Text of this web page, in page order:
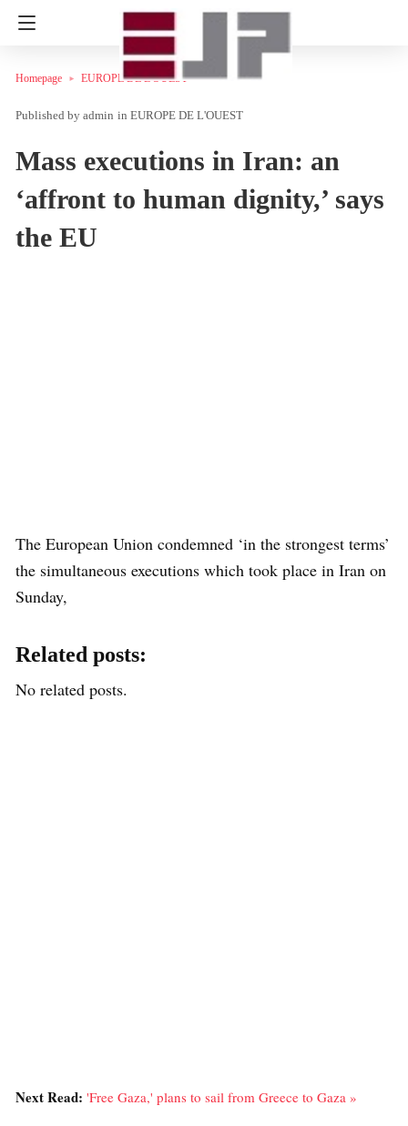
Homepage EUROPE DE L'OUEST
admin in EUROPE DE L'OUEST
Mass executions in Iran: an
‘affront to human dignity,’ says
the EU
The European Union condemned ‘in the strongest terms’
the simultaneous executions which took place in Iran on
Sunday,
Related posts:
No related posts.
Next Read: 'Free Gaza,' plans to sail from Greece to Gaza »